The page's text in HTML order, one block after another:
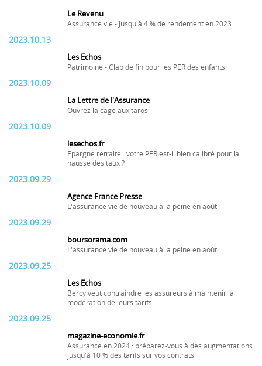
Le Revenu
Assurance vie - Jusqu'à 4 % de rendement en 2023
2023.10.13
Les Echos
Patrimoine - Clap de fin pour les PER des enfants
2023.10.09
La Lettre de l'Assurance
Ouvrez la cage aux taros
2023.10.09
lesechos.fr
Epargne retraite : votre PER est-il bien calibré pour la
hausse des taux ?
2023.09.29
Agence France Presse
L'assurance vie de nouveau à la peine en août
2023.09.29
boursorama.com
L'assurance vie de nouveau à la peine en août
2023.09.25
Les Echos
Bercy veut contraindre les assureurs à maintenir la
modération de leurs tarifs
2023.09.25
magazine-economie.fr
Assurance en 2024 : préparez-vous à des augmentations
jusqu'à 10 % des tarifs sur vos contrats